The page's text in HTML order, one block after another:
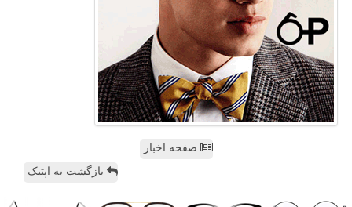
صفحه اخبار
بازگشت به اپتیک